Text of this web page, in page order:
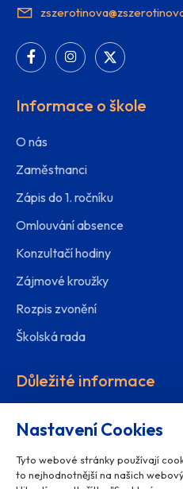
Informace o škole
O nás
Zaměstnanci
Zápis do 1. ročníku
Omlouvání absence
Konzultačí hodiny
Zájmové kroužky
Rozpis zvonění
Školská rada
Důležité informace
Projekty školy
Nastavení Cookies
Tyto webové stránky používají
to nejhodnotnější na našich